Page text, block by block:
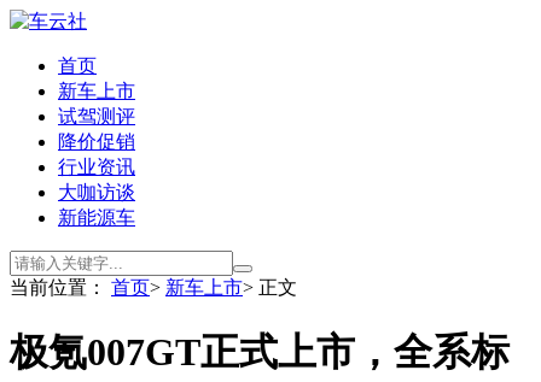
首页
新车上市
试驾测评
降价促销
行业资讯
大咖访谈
新能源车
当前位置： 首页> 新车上市> 正文
极氪007GT正式上市，全系标